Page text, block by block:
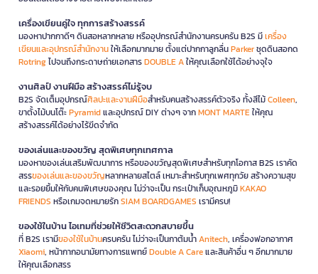
เครื่องเขียนคู่ใจ ทุกการสร้างสรรค์
มองหาปากกาดีๆ ดินสอหลากหลาย หรืออุปกรณ์สำนักงานครบครัน B2S มีเครื่อง
เขียนและอุปกรณ์สำนักงานให้เลือกมากมาย ตั้งแต่ปากกาลูกลื่นParkerชุดดินสอกด
Rotringไปจนถึงกระดาษถ่ายเอกสารDOUBLE Aให้คุณเลือกใช้ได้อย่างจุใจ
งานศิลป์ งานฝีมือ สร้างสรรค์ไม่รู้จบ
B2S จัดเต็มอุปกรณ์ศิลปะและงานฝีมือสำหรับคนสร้างสรรค์ตัวจริง ทั้งสีไม้Colleen,
ขาตั้งไม้บนโต๊ะPyramidและอุปกรณ์ DIY ต่างๆ จากMONT MARTEให้คุณ
สร้างสรรค์ได้อย่างไร้ขีดจำกัด
ของเล่นและของขวัญ สุดพิเศษทุกเทศกาล
มองหาของเล่นเสริมพัฒนาการ หรือของขวัญสุดพิเศษสำหรับทุกโอกาส B2S เราคัด
สรรของเล่นและของขวัญหลากหลายสไตล์ เหมาะสำหรับทุกเพศทุกวัย สร้างความสุข
และรอยยิ้มให้กับคนพิเศษของคุณ ไม่ว่าจะเป็น กระเป๋าเก็บอุณหภูมิKAKAO
FRIENDS หรือเกมจดหมายรักSIAM BOARDGAMES เรามีครบ!
ของใช้ในบ้าน ไอเทมที่ช่วยให้ชีวิตสะดวกสบายขึ้น
ที่ B2S เรามีของใช้ในบ้านครบครัน ไม่ว่าจะเป็นกาต้มน้ำAnitech, เครื่องฟอกอากาศ
Xiaomi, หน้ากากอนามัยทางการแพทย์Double A Careและสินค้าอื่น ๆ อีกมากมาย
ให้คุณเลือกสรร